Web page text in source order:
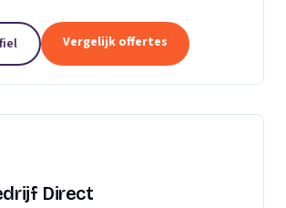
de- en montageservice,...
Vergelijk offertes
Direct